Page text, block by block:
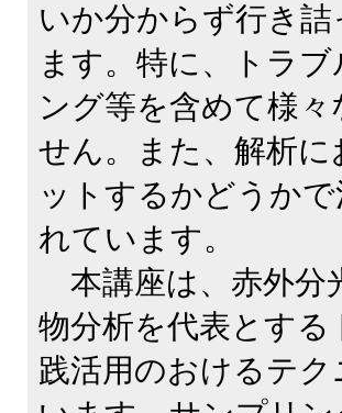
いか分からず行き
ます。特に、トラ
ング等を含めて様
せん。また、解析
ットするかどうか
れています。
本講座は、赤外分
物分析を代表とす
践活用のおけるテ